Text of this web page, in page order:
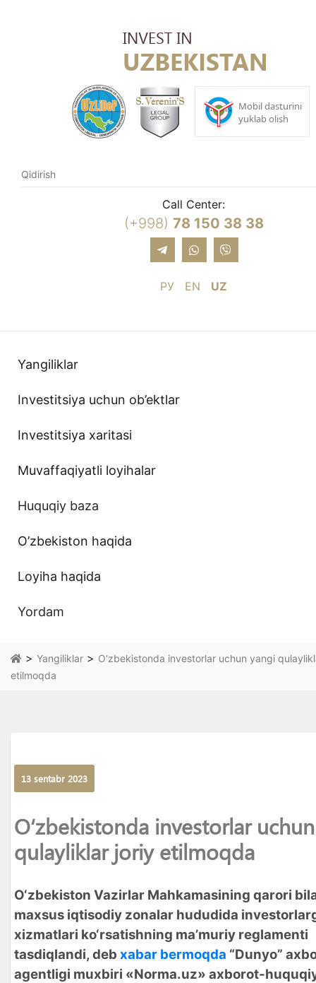
Call Center:
(+998) 78 150 38 38
РУ EN UZ
Yangiliklar
Investitsiya uchun ob’ektlar
Investitsiya xaritasi
Muvaffaqiyatli loyihalar
Huquqiy baza
O’zbekiston haqida
Loyiha haqida
Yordam
> Yangiliklar > O‘zbekistonda investorlar uchun yangi
etilmoqda
13 sentabr 2023
O‘zbekistonda investorlar
qulayliklar joriy etilmoqda
O‘zbekiston Vazirlar Mahkamasining qarori
maxsus iqtisodiy zonalar hududida
xizmatlari ko‘rsatishning ma’muriy reglamenti
tasdiqlandi, deb xabar bermoqda “Dunyo”
agentligi muxbiri «Norma.uz» axborot-